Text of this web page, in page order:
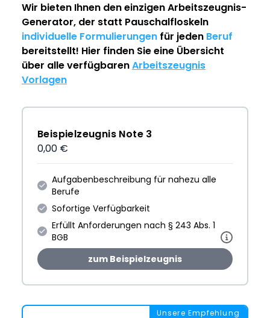
Wir bieten Ihnen den einzigenArbeitszeugnis-
Generator, der statt Pauschalfloskeln
individuelle Formulierungen für jeden Beruf
bereitstellt! Hier finden Sie eine Übersicht
über alle verfügbarenArbeitszeugnis
Vorlagen
Beispielzeugnis Note 3
0,00 €
Aufgabenbeschreibung für nahezu alle
Berufe
Sofortige Verfügbarkeit
Erfüllt Anforderungen nach § 243 Abs. 1
BGB
zum Beispielzeugnis
Unsere Empfehlung